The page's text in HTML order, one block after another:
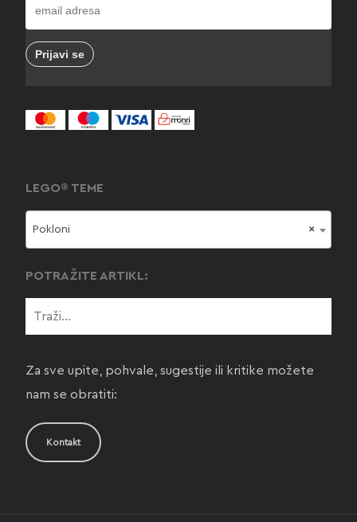
LEGO® TEME
×
Pokloni
POTRAŽITE ARTIKL:
Za sve upite, pohvale, sugestije ili kritike možete
nam se obratiti:
Kontakt